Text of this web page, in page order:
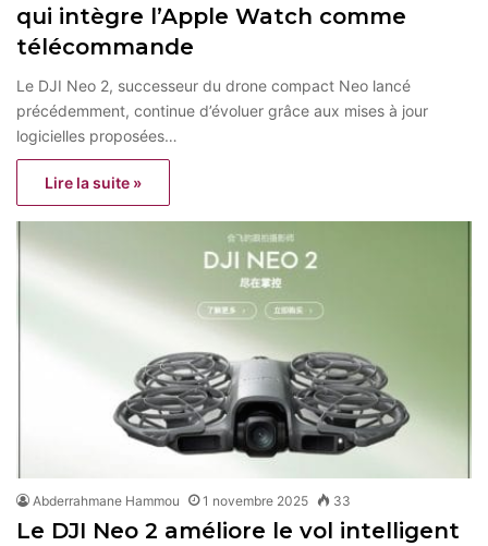
qui intègre l’Apple Watch comme
télécommande
Le DJI Neo 2, successeur du drone compact Neo lancé
précédemment, continue d’évoluer grâce aux mises à jour
logicielles proposées…
Lire la suite »
Abderrahmane Hammou 1 novembre 2025 33
Le DJI Neo 2 améliore le vol intelligent